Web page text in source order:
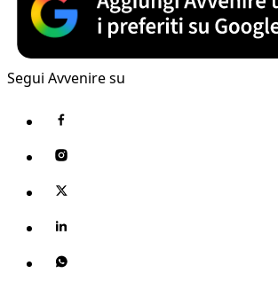
Segui Avvenire su